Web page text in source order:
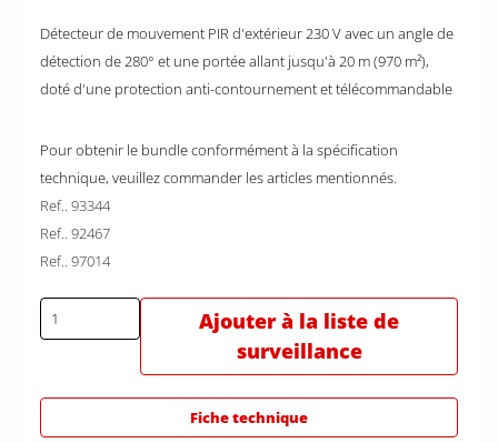
Détecteur de mouvement PIR d'extérieur 230 V avec un angle de
détection de 280° et une portée allant jusqu'à 20 m (970 m²),
doté d'une protection anti-contournement et télécommandable
Pour obtenir le bundle conformément à la spécification
technique, veuillez commander les articles mentionnés.
Ref.. 93344
Ref.. 92467
Ref.. 97014
Ajouter à la liste de
surveillance
Fiche technique